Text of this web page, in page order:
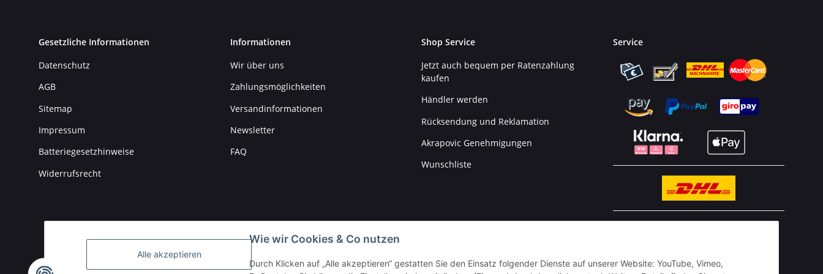
Alle akzeptieren
Wie wir Cookies & Co nutzen
Durch Klicken auf „Alle akzeptieren“ gestatten Sie den Einsatz folgender Dienste auf unserer Website: YouTube, Vimeo,
Gesetzliche Informationen
Datenschutz
AGB
Sitemap
Impressum
Batteriegesetzhinweise
Widerrufsrecht
Informationen
Wir über uns
Zahlungsmöglichkeiten
Versandinformationen
Newsletter
FAQ
Shop Service
Jetzt auch bequem per Ratenzahlung
kaufen
Händler werden
Rücksendung und Reklamation
Akrapovic Genehmigungen
Wunschliste
Service